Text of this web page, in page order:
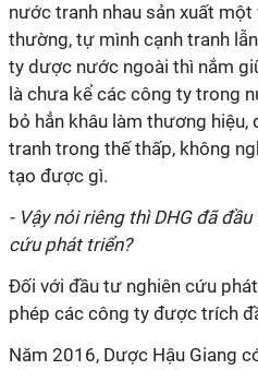
nước tranh nhau sản xuất
thường, tự mình cạnh tranh
ty dược nước ngoài thì nắm
là chưa kể các công ty trong
bỏ hẳn khâu làm thương hiệu,
tranh trong thế thấp, không
tạo được gì.
- Vậy nói riêng thì DHG đã
cứu phát triển?
Đối với đầu tư nghiên cứu
phép các công ty được trích
Năm 2016, Dược Hậu Giang